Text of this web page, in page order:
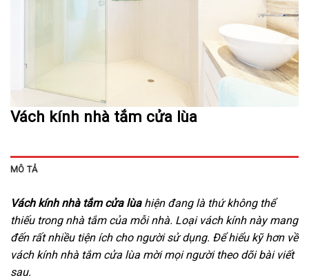
Vách kính nhà tắm cửa lùa
MÔ TẢ
Vách kính nhà tắm cửa lùa hiện đang là thứ không thể
thiếu trong nhà tắm của mỗi nhà. Loại vách kính này mang
đến rất nhiều tiện ích cho người sử dụng. Để hiểu kỹ hơn về
vách kính nhà tắm cửa lùa mời mọi người theo dõi bài viết
sau.